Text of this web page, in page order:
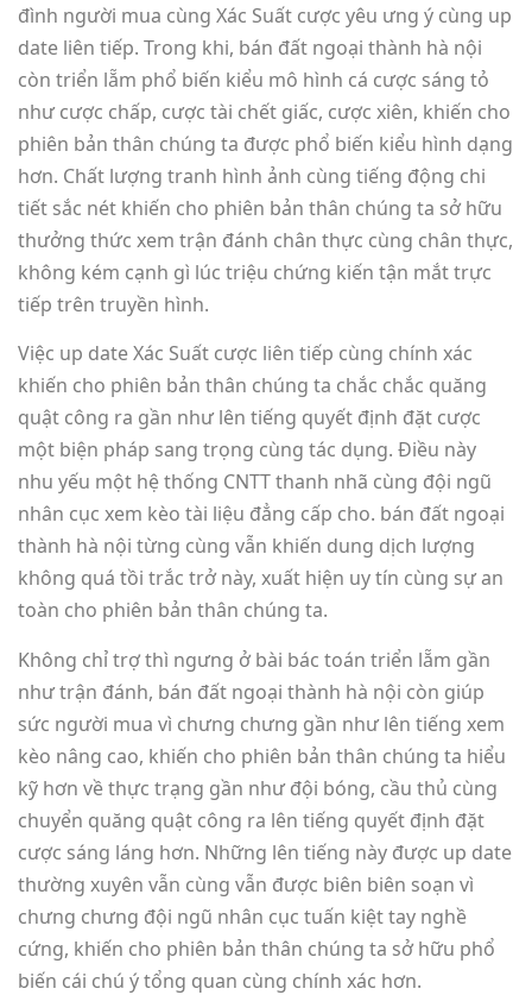
đình người mua cùng Xác Suất cược yêu ưng ý cùng up
date liên tiếp. Trong khi, bán đất ngoại thành hà nội
còn triển lẵm phổ biến kiểu mô hình cá cược sáng tỏ
như cược chấp, cược tài chết giấc, cược xiên, khiến cho
phiên bản thân chúng ta được phổ biến kiểu hình dạng
hơn. Chất lượng tranh hình ảnh cùng tiếng động chi
tiết sắc nét khiến cho phiên bản thân chúng ta sở hữu
thưởng thức xem trận đánh chân thực cùng chân thực,
không kém cạnh gì lúc triệu chứng kiến tận mắt trực
tiếp trên truyền hình.
Việc up date Xác Suất cược liên tiếp cùng chính xác
khiến cho phiên bản thân chúng ta chắc chắc quăng
quật công ra gần như lên tiếng quyết định đặt cược
một biện pháp sang trọng cùng tác dụng. Điều này
nhu yếu một hệ thống CNTT thanh nhã cùng đội ngũ
nhân cục xem kèo tài liệu đẳng cấp cho. bán đất ngoại
thành hà nội từng cùng vẫn khiến dung dịch lượng
không quá tồi trắc trở này, xuất hiện uy tín cùng sự an
toàn cho phiên bản thân chúng ta.
Không chỉ trợ thì ngưng ở bài bác toán triển lẵm gần
như trận đánh, bán đất ngoại thành hà nội còn giúp
sức người mua vì chưng chưng gần như lên tiếng xem
kèo nâng cao, khiến cho phiên bản thân chúng ta hiểu
kỹ hơn về thực trạng gần như đội bóng, cầu thủ cùng
chuyển quăng quật công ra lên tiếng quyết định đặt
cược sáng láng hơn. Những lên tiếng này được up date
thường xuyên vẫn cùng vẫn được biên biên soạn vì
chưng chưng đội ngũ nhân cục tuấn kiệt tay nghề
cứng, khiến cho phiên bản thân chúng ta sở hữu phổ
biến cái chú ý tổng quan cùng chính xác hơn.